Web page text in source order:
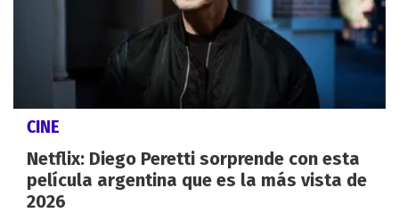
CINE
Netflix: Diego Peretti sorprende con esta
película argentina que es la más vista de
2026